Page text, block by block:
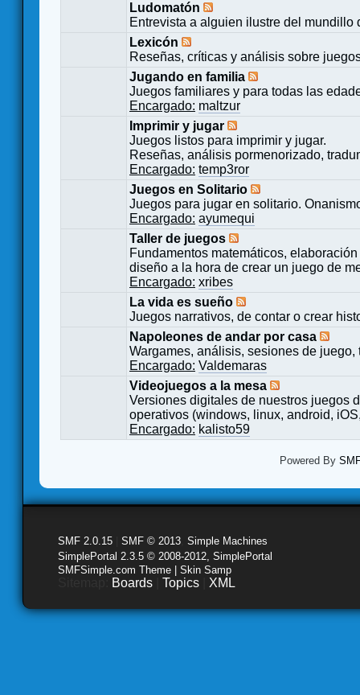
Ludomatón
Entrevista a alguien ilustre del mundillo
Lexicón
Reseñas, críticas y análisis sobre
Jugando en familia
Juegos familiares y para todas las
Encargado: maltzur
Imprimir y jugar
Juegos listos para imprimir y jugar.
Reseñas, análisis pormenorizado,
Encargado: temp3ror
Juegos en Solitario
Juegos para jugar en solitario.
Encargado: ayumequi
Taller de juegos
Fundamentos matemáticos,
diseño a la hora de crear un juego de
Encargado: xribes
La vida es sueño
Juegos narrativos, de contar o crear
Napoleones de andar por casa
Wargames, análisis, sesiones de
Encargado: Valdemaras
Videojuegos a la mesa
Versiones digitales de nuestros juegos
operativos (windows, linux, android,
Encargado: kalisto59
Powered By
SMF 2.0.15 SMF © 2013 Simple Machines
SimplePortal 2.3.5 © 2008-2012, SimplePortal
SMFSimple.com Theme | Skin Samp
Boards Topics XML